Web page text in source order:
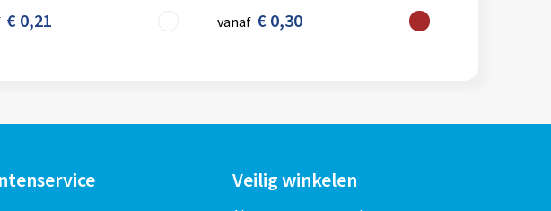
€ 0,21 vanaf € 0,30
Veilig winkelen